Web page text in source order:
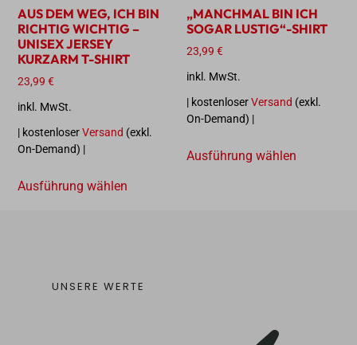
AUS DEM WEG, ICH BIN
RICHTIG WICHTIG –
UNISEX JERSEY
KURZARM T-SHIRT
23,99€
inkl. MwSt.
| kostenloserVersand (exkl.
On-Demand) |
Ausführung wählen
„MANCHMAL BIN ICH
SOGAR LUSTIG“-SHIRT
23,99 €
inkl. MwSt.
| kostenloserVersand (exkl.
On-Demand) |
Ausführung wählen
UNSERE WERTE